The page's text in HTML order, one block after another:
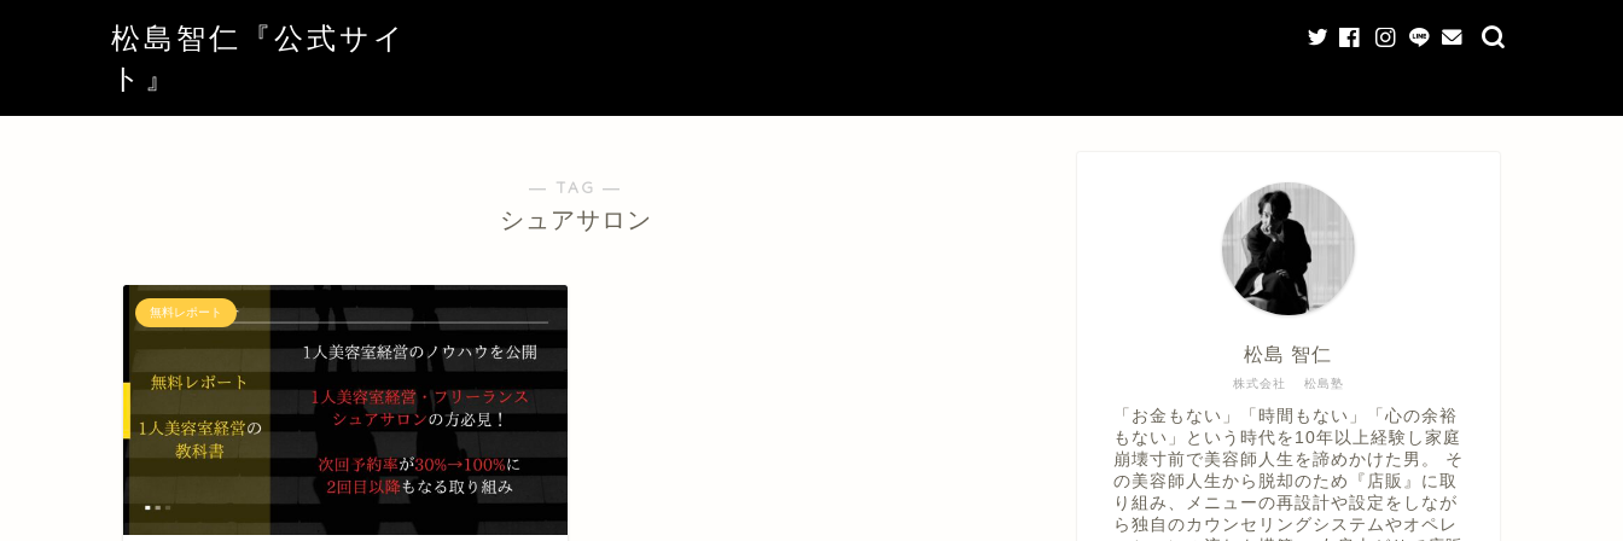
松島智仁『公式サイ
ト』
― TAG ―
シュアサロン
無料レポート
株式会社 松島塾
松島 智仁
「お金もない」「時間もない」「心の余裕
もない」という時代を10年以上経験し家庭
崩壊寸前で美容師人生を諦めかけた男。 そ
の美容師人生から脱却のため『店販』に取
り組み、メニューの再設計や設定をしなが
ら独自のカウンセリングシステムやオペレ